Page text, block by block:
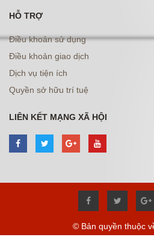
HỖ TRỢ
Điều khoản sử dụng
Điều khoản giao dịch
Dịch vụ tiện ích
Quyền sở hữu trí tuệ
LIÊN KẾT MẠNG XÃ HỘI
© Bản quyền thuộc